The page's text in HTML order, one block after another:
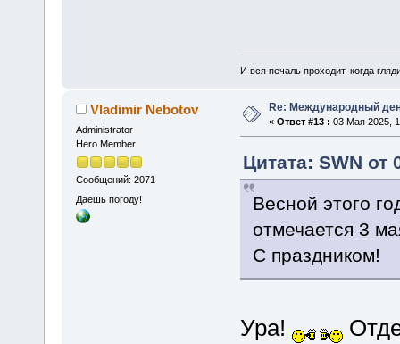
И вся печаль проходит, когда
Vladimir Nebotov
Administrator
Hero Member
Сообщений: 2071
Даешь погоду!
Re: Международный
« Ответ #13 : 03 Мая 2025,
Цитата: SWN от
Весной этого
отмечается 3
С праздником!
Ура!